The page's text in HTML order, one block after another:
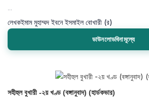
লেখকইমাম মুহাম্মদ ইবনে ইসমাইল বোখারী (র)
ডাউনলোডবিনামূল্যে
সহীহুল বুখারী -২য় খণ্ড (বঙ্গানুবাদ) (হার্ডকভার)